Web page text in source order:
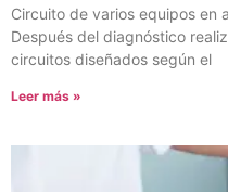
Circuito de varios equipos en
Después del diagnóstico
circuitos diseñados según el
Leer más »